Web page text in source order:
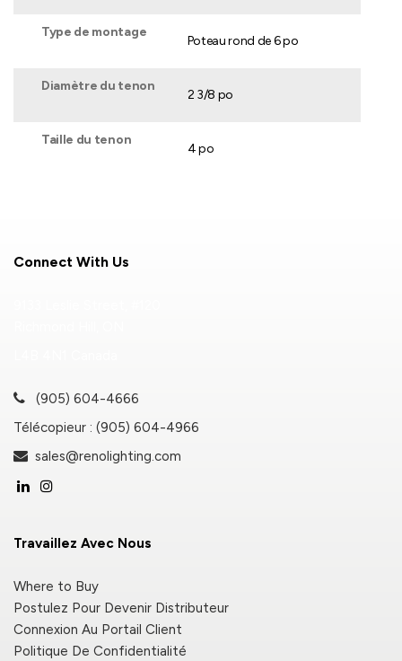
Type de montage
Poteau rond de 6 po
Diamètre du tenon
2 3/8 po
Taille du tenon
4 po
Connect With Us
(905) 604-4666
Télécopieur : (905) 604-4966
sales@renolighting.com
Travaillez Avec Nous
Where to Buy
Postulez Pour Devenir Distributeur
Connexion Au Portail Client
Politique De Confidentialité